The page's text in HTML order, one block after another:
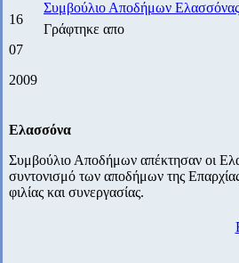
16
07
2009
Συμβούλιο Αποδήμων Ελασσόνας
Γράφτηκε απο
Ελασσόνα
Συμβούλιο Αποδήμων απέκτησαν οι
συντονισμό των αποδήμων της
φιλίας και συνεργασίας.